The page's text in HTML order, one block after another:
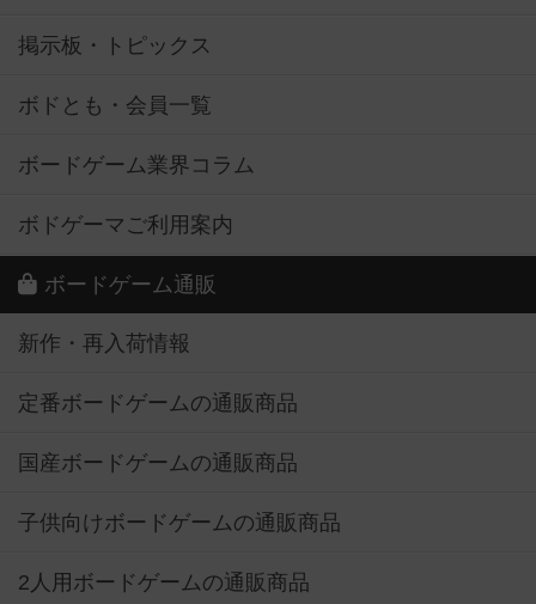
掲示板・トピックス
ボドとも・会員一覧
ボードゲーム業界コラム
ボドゲーマご利用案内
ボードゲーム通販
新作・再入荷情報
定番ボードゲームの通販商品
国産ボードゲームの通販商品
子供向けボードゲームの通販商品
2人用ボードゲームの通販商品